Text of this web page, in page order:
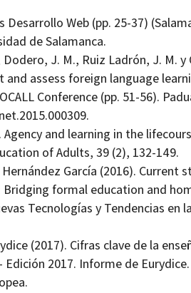
Desarrollo Web (pp. 25-37)
de Salamanca.
J. M., Ruiz Ladrón, J. M. y
assess foreign language
Conference (pp. 51-56).
Agency and learning in the
of Adults, 39 (2), 132-149.
García (2016).
formal education and
Tecnologías y Tendencias en
(2017). Cifras clave de la
2017. Informe de